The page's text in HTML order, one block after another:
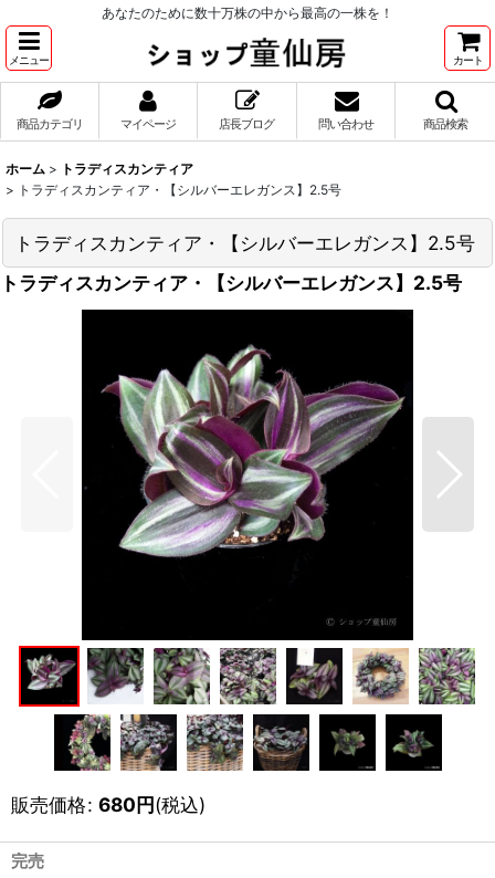
あなたのために数十万株の中から最高の一株を！
メニュー カート
商品カテゴリ マイページ 店長ブログ 問い合わせ 商品検索
ホーム > トラディスカンティア
> トラディスカンティア・【シルバーエレガンス】2.5号
トラディスカンティア・【シルバーエレガンス】2.5号
トラディスカンティア・【シルバーエレガンス】2.5号
販売価格: 680円(税込)
完売